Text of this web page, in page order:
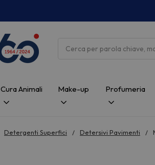
Cura Animali Make-up Profumeria
Detergenti Superfici Detersivi Pavimenti